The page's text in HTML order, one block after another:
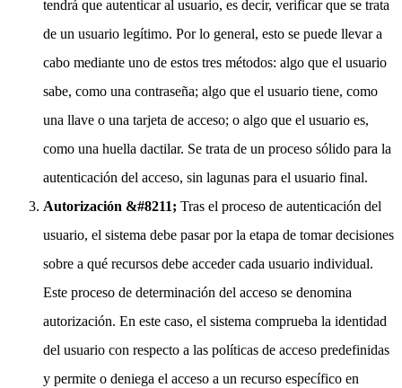
tendrá que autenticar al usuario, es decir, verificar que se trata
de un usuario legítimo. Por lo general, esto se puede llevar a
cabo mediante uno de estos tres métodos: algo que el usuario
sabe, como una contraseña; algo que el usuario tiene, como
una llave o una tarjeta de acceso; o algo que el usuario es,
como una huella dactilar. Se trata de un proceso sólido para la
autenticación del acceso, sin lagunas para el usuario final.
Autorización &#8211; Tras el proceso de autenticación del
usuario, el sistema debe pasar por la etapa de tomar decisiones
sobre a qué recursos debe acceder cada usuario individual.
Este proceso de determinación del acceso se denomina
autorización. En este caso, el sistema comprueba la identidad
del usuario con respecto a las políticas de acceso predefinidas
y permite o deniega el acceso a un recurso específico en